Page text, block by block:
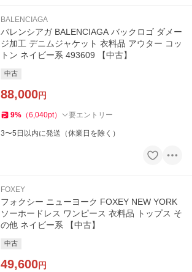
BALENCIAGA
バレンシアガ BALENCIAGA バックロゴ ダメー
ジ加工 デニムジャケット 衣料品 アウター コッ
トン ネイビー系 493609 【中古】
中古
88,000円
9% （6,040pt） 要エントリー
3〜5日以内に発送（休業日を除く）
FOXEY
フォクシー ニューヨーク FOXEY NEW YORK
ソーホードレス ワンピース 衣料品 トップス そ
の他 ネイビー系 【中古】
中古
49,600円